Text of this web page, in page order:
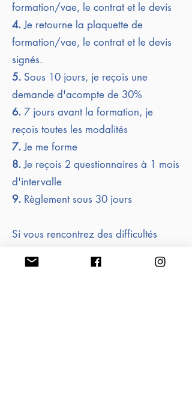
formation/vae, le contrat et le devis
4.Je retourne la plaquette de
formation/vae, le contrat et le devis
signés.
5. Sous 10 jours, je reçois une
demande d'acompte de 30%
6. 7 jours avant la formation, je
reçois toutes les modalités
7.Je me forme
8.Je reçois 2 questionnaires à 1 mois
d'intervalle
9. Règlement sous 30 jours
Si vous rencontrez des difficultés
contact@cabinetpedagogiquevirtuel.c